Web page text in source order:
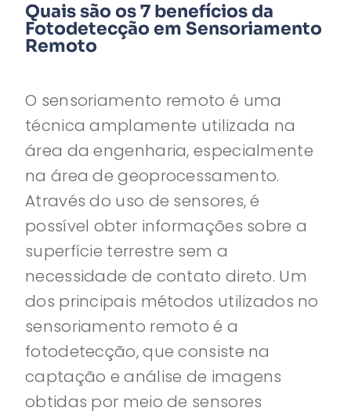
Quais são os 7 benefícios da
Fotodetecção em Sensoriamento
Remoto
O sensoriamento remoto é uma
técnica amplamente utilizada na
área da engenharia, especialmente
na área de geoprocessamento.
Através do uso de sensores, é
possível obter informações sobre a
superfície terrestre sem a
necessidade de contato direto. Um
dos principais métodos utilizados no
sensoriamento remoto é a
fotodetecção, que consiste na
captação e análise de imagens
obtidas por meio de sensores